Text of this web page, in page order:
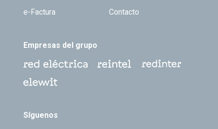
e-Factura
Contacto
Empresas del grupo
Síguenos